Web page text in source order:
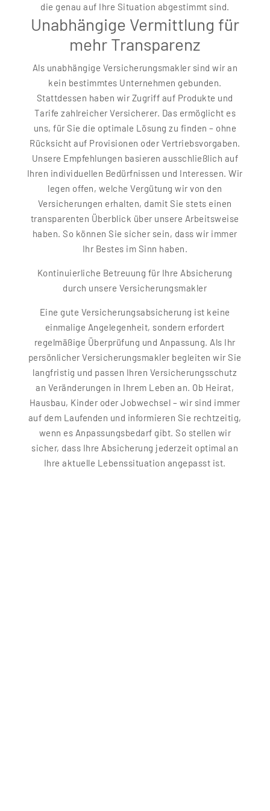
die genau auf Ihre Situation abgestimmt sind.
Unabhängige Vermittlung für
mehr Transparenz
Als unabhängige Versicherungsmakler sind wir an
kein bestimmtes Unternehmen gebunden.
Stattdessen haben wir Zugriff auf Produkte und
Tarife zahlreicher Versicherer. Das ermöglicht es
uns, für Sie die optimale Lösung zu finden – ohne
Rücksicht auf Provisionen oder Vertriebsvorgaben.
Unsere Empfehlungen basieren ausschließlich auf
Ihren individuellen Bedürfnissen und Interessen. Wir
legen offen, welche Vergütung wir von den
Versicherungen erhalten, damit Sie stets einen
transparenten Überblick über unsere Arbeitsweise
haben. So können Sie sicher sein, dass wir immer
Ihr Bestes im Sinn haben.
Kontinuierliche Betreuung für Ihre Absicherung
durch unsere Versicherungsmakler
Eine gute Versicherungsabsicherung ist keine
einmalige Angelegenheit, sondern erfordert
regelmäßige Überprüfung und Anpassung. Als Ihr
persönlicher Versicherungsmakler begleiten wir Sie
langfristig und passen Ihren Versicherungsschutz
an Veränderungen in Ihrem Leben an. Ob Heirat,
Hausbau, Kinder oder Jobwechsel – wir sind immer
auf dem Laufenden und informieren Sie rechtzeitig,
wenn es Anpassungsbedarf gibt. So stellen wir
sicher, dass Ihre Absicherung jederzeit optimal an
Ihre aktuelle Lebenssituation angepasst ist.